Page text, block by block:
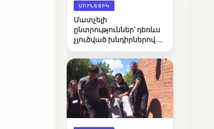
ՄՈՒՆԵՏԻԿ
Մատչելի
ընտրություններ՝ դեռևս
չլուծված խնդիրներով.
դիտորդական
առաքելության
արդյունքները